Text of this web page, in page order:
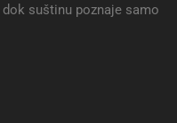
suštinu poznaje samo